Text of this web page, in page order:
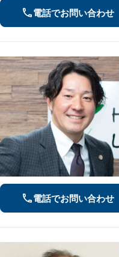
電話でお問い合わせ
電話でお問い合わせ